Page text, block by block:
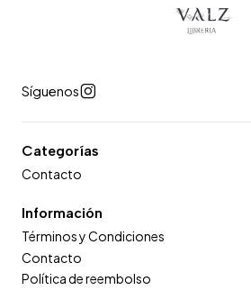
Síguenos
Categorías
Contacto
Información
Términos y Condiciones
Contacto
Política de reembolso